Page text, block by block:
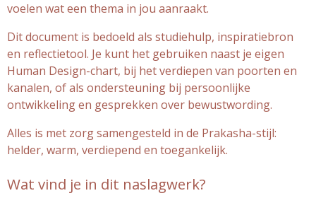
voelen wat een thema in jou aanraakt.
Dit document is bedoeld als studiehulp, inspiratiebron
en reflectietool. Je kunt het gebruiken naast je eigen
Human Design-chart, bij het verdiepen van poorten en
kanalen, of als ondersteuning bij persoonlijke
ontwikkeling en gesprekken over bewustwording.
Alles is met zorg samengesteld in de Prakasha-stijl:
helder, warm, verdiepend en toegankelijk.
Wat vind je in dit naslagwerk?